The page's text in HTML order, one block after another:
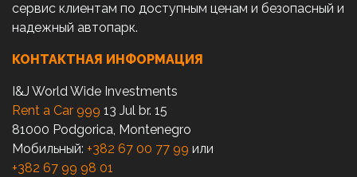
сервис клиентам по доступным ценам и безопасный и
надежный автопарк.
КОНТАКТНАЯ ИНФОРМАЦИЯ
I&J World Wide Investments
Rent a Car 999 13 Jul br. 15
81000 Podgorica, Montenegro
Мобильный: +382 67 00 77 99 или
+382 67 99 98 01